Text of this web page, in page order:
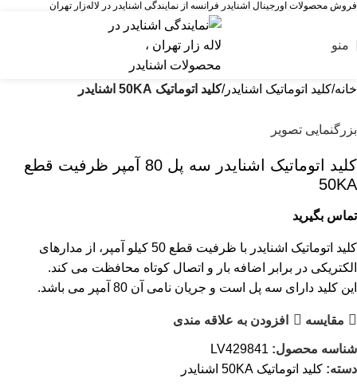
فروش محصولات اورجینال اشنایدر فرانسه از نمایندگی اشنایدر در لاله‌زار تهران
منو
خانه کلید اتوماتیک اشنایدر کلید اتوماتیک 50KA اشنایدر
بزرگنمایی تصویر
کليد اتوماتیک اشنایدر سه پل 80 آمپر ظرفیت قطع
50KA
تماس بگیرید
کلید اتوماتیک اشنایدر با ظرفیت قطع 50 کیلو آمپر، از مدارهای
الکتریکی در برابر اضافه بار و اتصال کوتاه محافظت می کند.
این کلید دارای سه پل است و جریان نامی آن 80 آمپر می باشد.
مقایسه افزودن به علاقه مندی
شناسه محصول: LV429841
دسته: کلید اتوماتیک 50KA اشنایدر